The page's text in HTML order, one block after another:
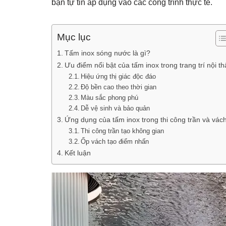
bạn tự tin áp dụng vào các công trình thực tế.
Mục lục
Tấm inox sóng nước là gì?
Ưu điểm nổi bật của tấm inox trong trang trí nội
Hiệu ứng thị giác độc đáo
Độ bền cao theo thời gian
Màu sắc phong phú
Dễ vệ sinh và bảo quản
Ứng dụng của tấm inox trong thi công trần và
Thi công trần tạo không gian
Ốp vách tạo điểm nhấn
Kết luận